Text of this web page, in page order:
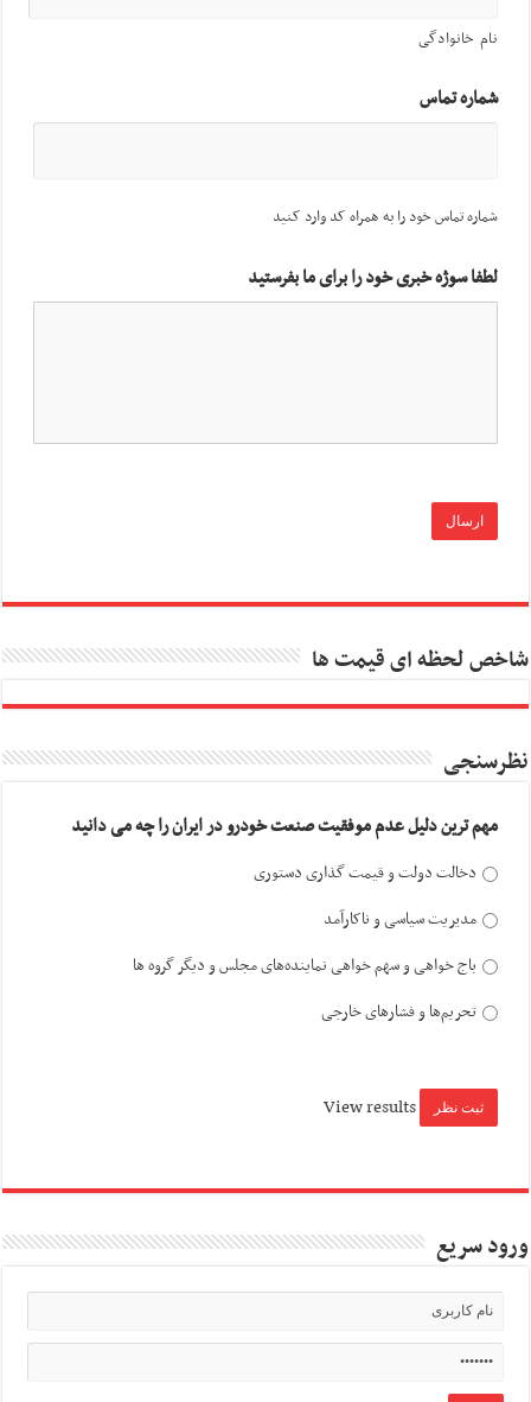
نام خانوادگی
شماره تماس
شماره تماس خود را به همراه کد وارد کنید
لطفا سوژه خبری خود را برای ما بفرستید
شاخص لحظه ای قیمت ها
نظرسنجی
مهم ترین دلیل عدم موفقیت صنعت خودرو در ایران را چه می دانید
دخالت دولت و قیمت گذاری دستوری
مدیریت سیاسی و ناکارآمد
باج خواهی و سهم خواهی نماینده‌های مجلس و دیگر گروه ها
تحریم‌ها و فشارهای خارجی
View results
ورود سریع